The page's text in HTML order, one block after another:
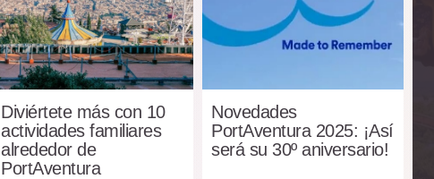
Diviértete más con 10
actividades familiares
alrededor de
PortAventura
Novedades
PortAventura 2025: ¡Así
será su 30º aniversario!